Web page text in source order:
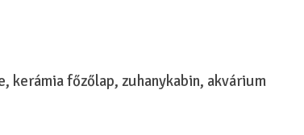
főzőlap, zuhanykabin, akvárium